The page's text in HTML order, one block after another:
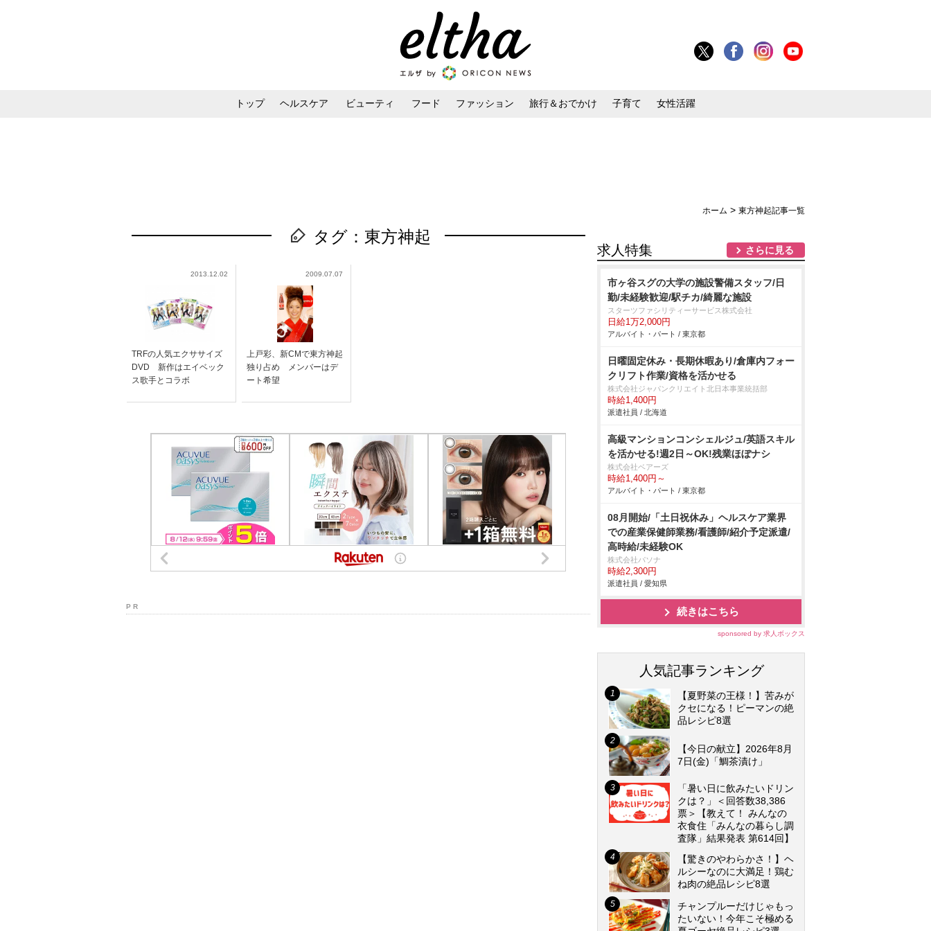
トップ ヘルスケア ビューティ フード ファッション 旅行＆おでかけ 子育て 女性活躍
ホーム > 東方神起記事一覧
タグ：東方神起
2013.12.02
TRFの人気エクササイズ
DVD 新作はエイベック
ス歌手とコラボ
2009.07.07
上戸彩、新CMで東方神起
独り占め メンバーはデ
ート希望
P R
求人特集 さらに見る
市ヶ谷スグの大学の施設警備スタッフ/日
勤/未経験歓迎/駅チカ/綺麗な施設
スターツファシリティーサービス株式会社
日給1万2,000円
アルバイト・パート / 東京都
日曜固定休み・長期休暇あり/倉庫内フォー
クリフト作業/資格を活かせる
株式会社ジャパンクリエイト北日本事業統括部
時給1,400円
派遣社員 / 北海道
高級マンションコンシェルジュ/英語スキル
を活かせる!週2日～OK!残業ほぼナシ
株式会社ベアーズ
時給1,400円～
アルバイト・パート / 東京都
08月開始/「土日祝休み」ヘルスケア業界
での産業保健師業務/看護師/紹介予定派遣/
高時給/未経験OK
株式会社パソナ
時給2,300円
派遣社員 / 愛知県
続きはこちら
sponsored by 求人ボックス
人気記事ランキング
【夏野菜の王様！】苦みが
クセになる！ピーマンの絶
品レシピ8選
【今日の献立】2026年8月
7日(金)「鯛茶漬け」
「暑い日に飲みたいドリン
クは？」＜回答数38,386
票＞【教えて！ みんなの
衣食住「みんなの暮らし調
査隊」結果発表 第614回】
【驚きのやわらかさ！】ヘ
ルシーなのに大満足！鶏む
ね肉の絶品レシピ8選
チャンプルーだけじゃもっ
たいない！今年こそ極める